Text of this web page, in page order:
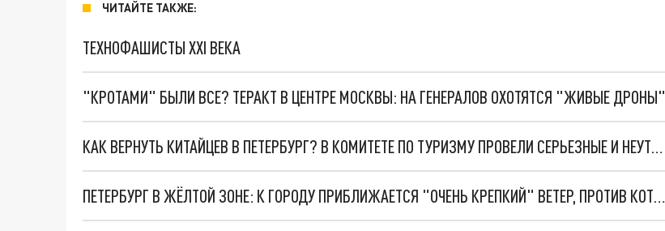
ЧИТАЙТЕ ТАКЖЕ:
ТЕХНОФАШИСТЫ XXI ВЕКА
"КРОТАМИ" БЫЛИ ВСЕ? ТЕРАКТ В ЦЕНТРЕ МОСКВЫ: НА ГЕНЕРАЛОВ ОХОТЯТСЯ "ЖИВЫЕ ДРОНЫ"
КАК ВЕРНУТЬ КИТАЙЦЕВ В ПЕТЕРБУРГ? В КОМИТЕТЕ ПО ТУРИЗМУ ПРОВЕЛИ СЕРЬЕЗНЫЕ И НЕУТЕШИТЕЛЬНЫЕ РАСЧЕТЫ
ПЕТЕРБУРГ В ЖЁЛТОЙ ЗОНЕ: К ГОРОДУ ПРИБЛИЖАЕТСЯ "ОЧЕНЬ КРЕПКИЙ" ВЕТЕР, ПРОТИВ КОТОРОГО ТРУДНО ИДТИ